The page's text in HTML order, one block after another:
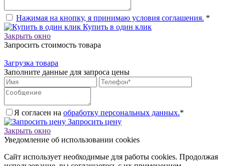
Нажимая на кнопку, я принимаю условия соглашения. *
Купить в один клик
Закрыть окно
Запросить стоимость товара
Загрузка товара
Заполните данные для запроса цены
Я согласен на обработку персональных данных.*
Запросить цену
Закрыть окно
Уведомление об использовании cookies
Сайт использует необходимые для работы cookies. Продолжая